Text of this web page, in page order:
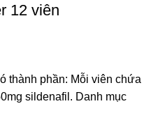
12 viên
thành phần: Mỗi viên chứa
sildenafil. Danh mục